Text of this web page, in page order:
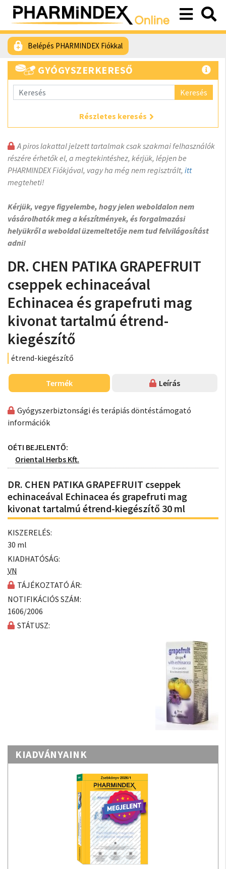
Belépés PHARMINDEX Fiókkal
GYÓGYSZERKERESŐ
Keresés
Részletes keresés
A piros lakattal jelzett tartalmak csak szakmai felhasználók
részére érhetők el, a megtekintéshez, kérjük, lépjen be
PHARMINDEX Fiókjával, vagy ha még nem regisztrált, itt
megteheti!
Kérjük, vegye figyelembe, hogy jelen weboldalon nem
vásárolhatók meg a készítmények, és forgalmazási
helyükről a weboldal üzemeltetője nem tud felvilágosítást
adni!
DR. CHEN PATIKA GRAPEFRUIT
cseppek echinaceával
Echinacea és grapefruti mag
kivonat tartalmú étrend-
kiegészítő
étrend-kiegészítő
Termék Leírás
Gyógyszerbiztonsági és terápiás döntéstámogató
információk
OÉTI BEJELENTŐ:
Oriental Herbs Kft.
DR. CHEN PATIKA GRAPEFRUIT cseppek
echinaceával Echinacea és grapefruti mag
kivonat tartalmú étrend-kiegészítő 30 ml
KISZERELÉS:
30 ml
KIADHATÓSÁG:
VN
TÁJÉKOZTATÓ ÁR:
NOTIFIKÁCIÓS SZÁM:
1606/2006
STÁTUSZ:
KIADVÁNYAINK